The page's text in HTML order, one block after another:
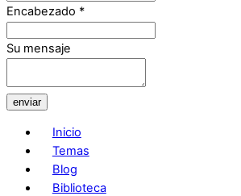
Encabezado *
Su mensaje
enviar
Inicio
Temas
Blog
Biblioteca